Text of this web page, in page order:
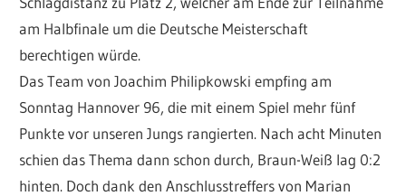
am Halbfinale um die Deutsche Meisterschaft
berechtigen würde.
Das Team von Joachim Philipkowski empfing am
Sonntag Hannover 96, die mit einem Spiel mehr fünf
Punkte vor unseren Jungs rangierten. Nach acht Minuten
schien das Thema dann schon durch, Braun-Weiß lag 0:2
hinten. Doch dank den Anschlusstreffers von Marian